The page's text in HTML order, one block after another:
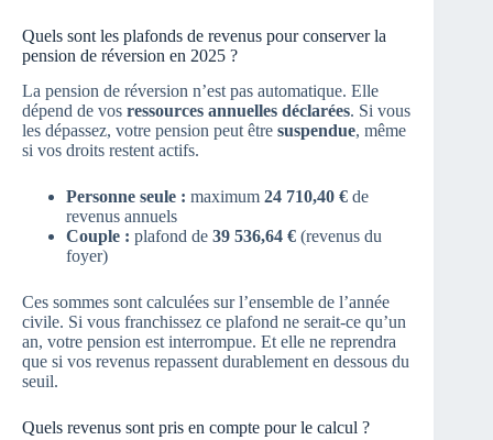
Quels sont les plafonds de revenus pour conserver la
pension de réversion en 2025 ?
La pension de réversion n’est pas automatique. Elle
dépend de vos ressources annuelles déclarées. Si vous
les dépassez, votre pension peut être suspendue, même
si vos droits restent actifs.
Personne seule : maximum 24 710,40 € de
revenus annuels
Couple : plafond de 39 536,64 € (revenus du
foyer)
Ces sommes sont calculées sur l’ensemble de l’année
civile. Si vous franchissez ce plafond ne serait-ce qu’un
an, votre pension est interrompue. Et elle ne reprendra
que si vos revenus repassent durablement en dessous du
seuil.
Quels revenus sont pris en compte pour le calcul ?